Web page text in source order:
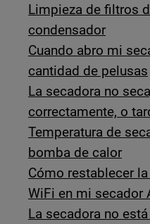
Limpieza de filtros
condensador
Cuando abro mi
cantidad de pelusas
La secadora no
correctamente, o
Temperatura de
bomba de calor
Cómo restablecer
WiFi en mi secador
La secadora no